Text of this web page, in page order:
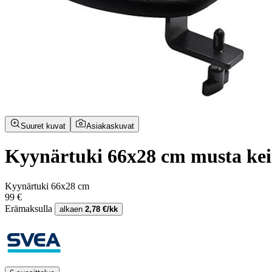
Suuret kuvat Asiakaskuvat
Kyynärtuki 66x28 cm musta
Kyynärtuki 66x28 cm
99 €
Erämaksulla
alkaen 2,78 €/kk